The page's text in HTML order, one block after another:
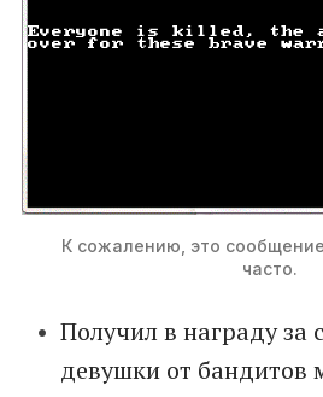
К сожалению, это
часто.
Получил в награду за
девушки от бандитов